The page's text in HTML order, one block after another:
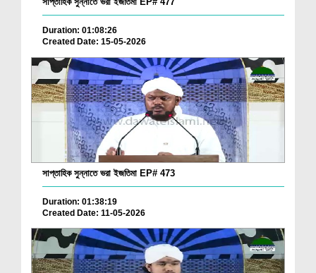
Duration: 01:08:26
Created Date: 15-05-2026
সাপ্তাহিক সুন্নাতে ভরা ইজতিমা EP# 473
Duration: 01:38:19
Created Date: 11-05-2026